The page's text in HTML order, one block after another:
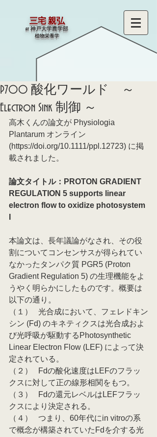
三宅 親弘
at 神戸大学農学部
​植物栄養学
P700 酸化ワールド ～
Electron Sink 制御 ～
高木くんの論文が Physiologia
Plantarum オンライン
(https://doi.org/10.1111/ppl.12723) に掲
載されました。
論文タイトル：PROTON GRADIENT
REGULATION 5 supports linear
electron flow to oxidize photosystem
本論文は、長年議論がなされ、その役
割についてコンセンサスが得られてい
なかったタンパク質 PGR5 (Proton
Gradient Regulation 5) の生理機能をよ
うやく明らかにしたものです。概要は
以下の通り。
（１）   光合成において、フェレドキン
シン (Fd) のキネティクスは光合成およ
び光呼吸が駆動するPhotosynthetic
Linear Electron Flow (LEF) によって決
定されている。
（２）   Fdの酸化速度はLEFのフラッ
クスに対して正の線形相関をもつ。
（３）   Fdの還元レベルはLEFフラッ
クスにより決定される。
（４）   つまり、60年代にin vitroの系
で概念が構築されていたFdを介する光